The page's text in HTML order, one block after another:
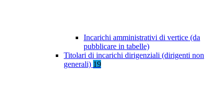
Incarichi amministrativi di vertice (da
pubblicare in tabelle)
Titolari di incarichi dirigenziali (dirigenti non
generali) 19